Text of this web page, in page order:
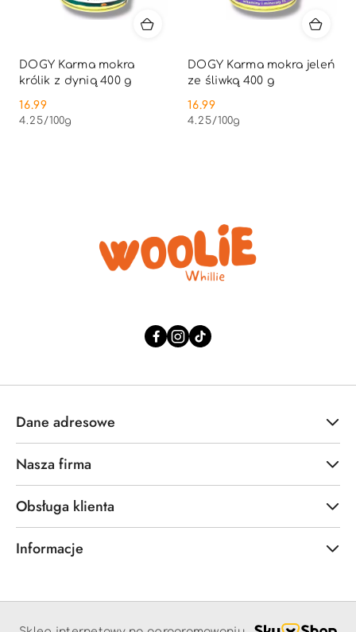
DOGY Karma mokra
królik z dynią 400 g
Cena:
16.99
4.25/100g
DOGY Karma mokra jeleń
ze śliwką 400 g
Cena:
16.99
4.25/100g
Dane adresowe
Nasza firma
Obsługa klienta
Informacje